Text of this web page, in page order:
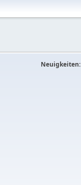
Neuigkeiten: